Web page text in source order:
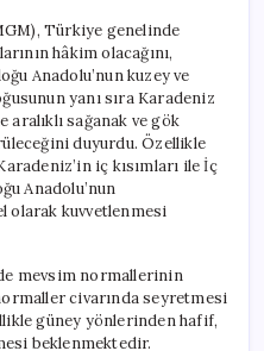
Türkiye genelinde
hâkim olacağını,
Anadolu’nun kuzey ve
yanı sıra Karadeniz
sağanak ve gök
duyurdu. Özellikle
iç kısımları ile İç
Anadolu’nun
olarak kuvvetlenmesi
mevsim normallerinin
civarında seyretmesi
güney yönlerinden hafif,
beklenmektedir.